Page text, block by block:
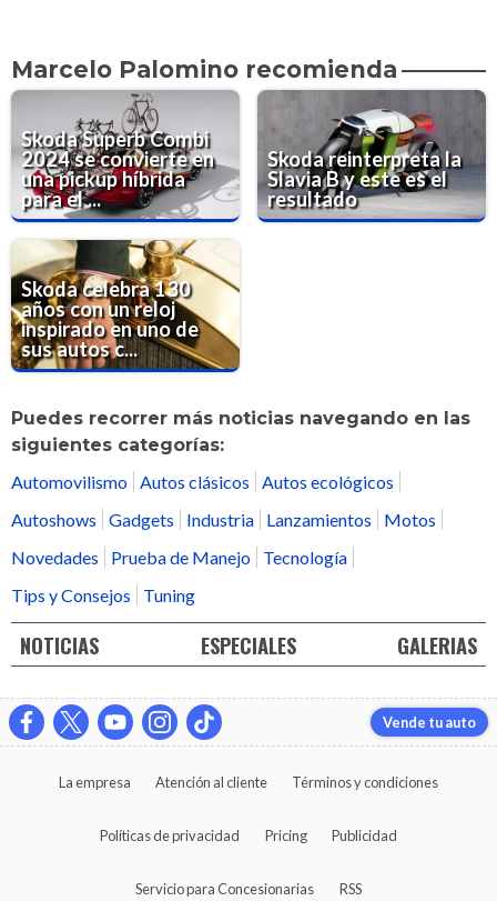
Marcelo Palomino recomienda
Skoda Superb Combi
2024 se convierte en
una pickup híbrida
para el ...
Skoda reinterpreta la
Slavia B y este es el
resultado
Skoda celebra 130
años con un reloj
inspirado en uno de
sus autos c...
Puedes recorrer más noticias navegando en las
siguientes categorías:
Automovilismo Autos clásicos
Autos ecológicos
Autoshows
Gadgets Industria Lanzamientos
Motos
Novedades
Prueba de Manejo
Tecnología
Tips y Consejos
Tuning
NOTICIAS ESPECIALES GALERIAS
Vende tu auto
La empresa Atención al cliente Términos y condiciones
Políticas de privacidad Pricing Publicidad
Servicio para Concesionarias RSS